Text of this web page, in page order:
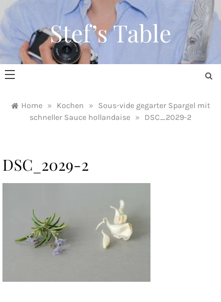
Skip
content
Stef’s Table
Home » Kochen »
Sous-vide gegarter Spargel mit
schneller Sauce hollandaise » DSC_2029-2
DSC_2029-2